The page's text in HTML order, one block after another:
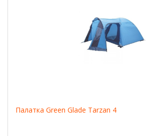
Палатка Green Glade Tarzan 4